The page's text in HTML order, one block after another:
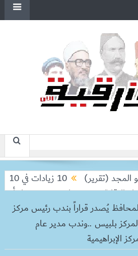
(تقرير)
10 زيادات في 10 سنوات.. هل حان الوقت لرفع دعم البنزين نهائيا؟
رمضان 2027.. مفاجأة محمد رمضان لجمهوره في مسلسل “عشماوي”
يُصدر قراراً بندب رئيس مركز
لمركز بلبيس ..وندب مدير عام
الإبراهيمية